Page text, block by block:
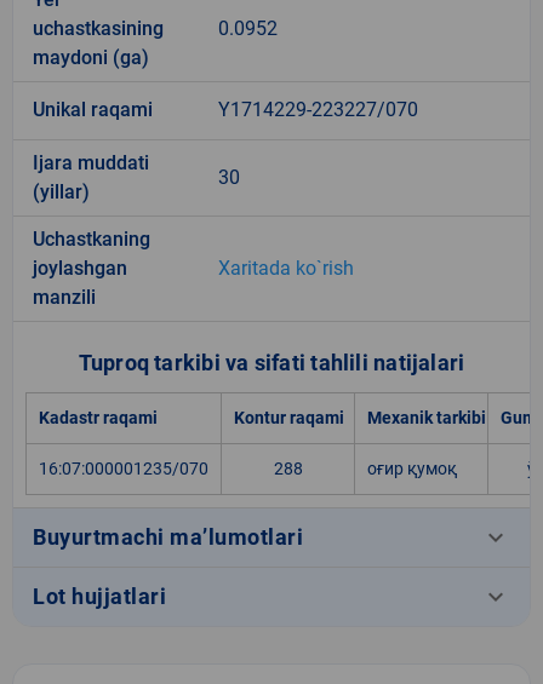
uchastkasining
maydoni (ga)
0.0952
Unikal raqami Y1714229-223227/070
Ijara muddati
(yillar)
30
Uchastkaning
joylashgan
manzili
Xaritada ko`rish
Tuproq tarkibi va sifati tahlili natijalari
Kadastr raqami Kontur raqami Mexanik tarkibi
16:07:000001235/070 288 оғир қумоқ
Buyurtmachi ma’lumotlari keyboard_arrow_down
Lot hujjatlari keyboard_arrow_down